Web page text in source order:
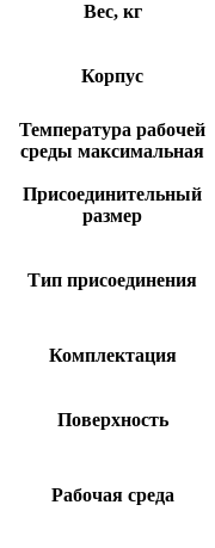
Вес, кг
Корпус
Температура рабочей
среды максимальная
Присоединительный
размер
Тип присоединения
Комплектация
Поверхность
Рабочая среда